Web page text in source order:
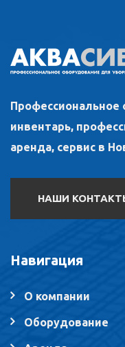
Профессиональное
инвентарь,
аренда, сервис в
НАШИ
Навигация
О компании
Оборудование